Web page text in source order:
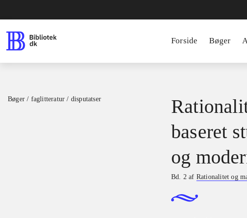
Forside Bøger
Bøger / faglitteratur / disputatser
baseret
og
Bd. 2 af Rationalitet og